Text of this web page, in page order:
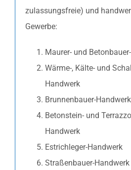
zulassungsfreie) und
Gewerbe:
Maurer- und
Wärme-, Kälte- und
Handwerk
Brunnenbauer-Handwerk
Betonstein- und
Handwerk
Estrichleger-Handwerk
Straßenbauer-Handwerk